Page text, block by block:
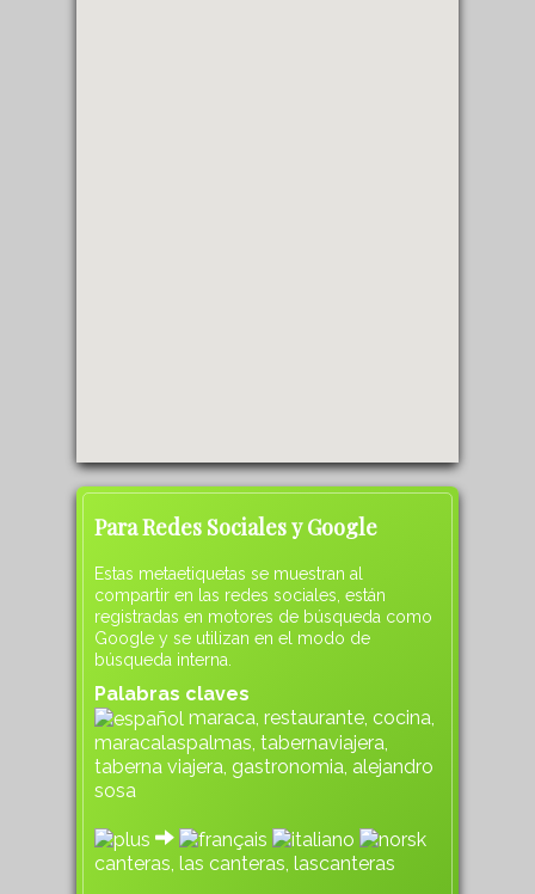
Para Redes Sociales y Google
Estas metaetiquetas se muestran al
compartir en las redes sociales, están
registradas en motores de búsqueda como
Google y se utilizan en el modo de
búsqueda interna.
Palabras claves
maraca, restaurante, cocina,
maracalaspalmas, tabernaviajera,
taberna viajera, gastronomia, alejandro
sosa
canteras, las canteras, lascanteras